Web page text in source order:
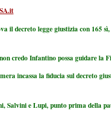
il decreto legge giustizia con 165 sì,
credo Infantino possa guidare la
incassa la fiducia sul decreto
Salvini e Lupi, punto prima della